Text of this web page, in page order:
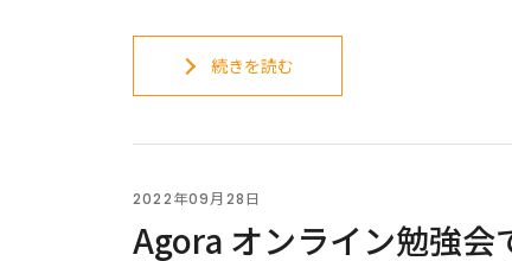
続きを読む
2022年09月28日
Agora オンライン勉強会